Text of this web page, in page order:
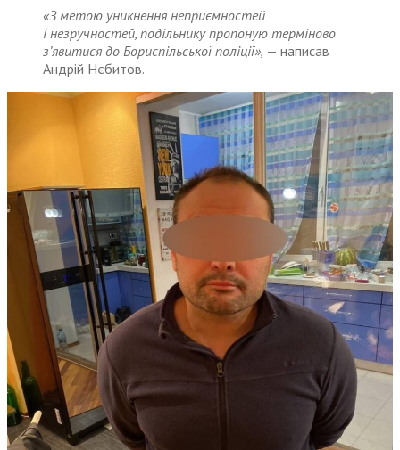
«З метою уникнення неприємностей
і незручностей, подільнику пропоную терміново
з’явитися до Бориспільської поліції», — написав
Андрій Нєбитов.